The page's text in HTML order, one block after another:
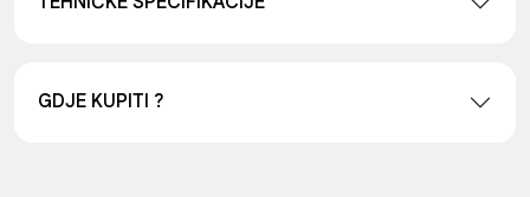
GDJE KUPITI ?